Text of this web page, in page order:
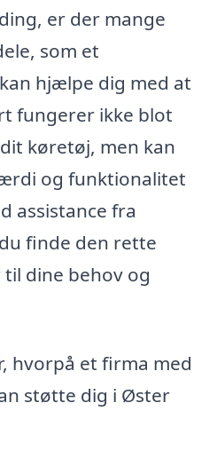
er der mange
som et
hjælpe dig med at
fungerer ikke blot
køretøj, men kan
og funktionalitet
assistance fra
finde den rette
dine behov og
hvorpå et firma med
støtte dig i Øster